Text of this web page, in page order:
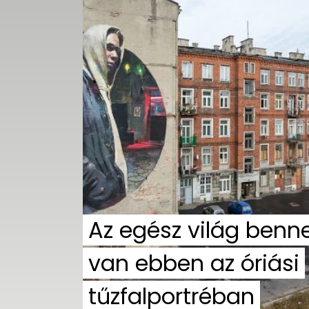
ZENE
MÉDIAAJÁNLAT
IMPRESSZUM
PR-ARCHÍVUM
ADATKEZELÉSI
TÁJÉKOZTATÓ
Az egész világ
van ebben az óriási
tűzfalportréban